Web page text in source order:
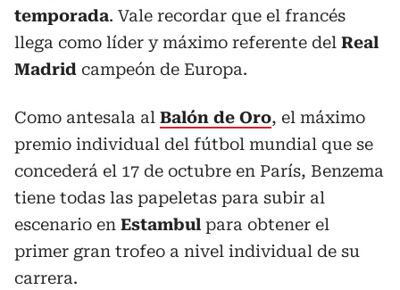
temporada. Vale recordar que el francés
llega como líder y máximo referente del Real
Madrid campeón de Europa.
Como antesala al Balón de Oro, el máximo
premio individual del fútbol mundial que se
concederá el 17 de octubre en París, Benzema
tiene todas las papeletas para subir al
escenario en Estambul para obtener el
primer gran trofeo a nivel individual de su
carrera.